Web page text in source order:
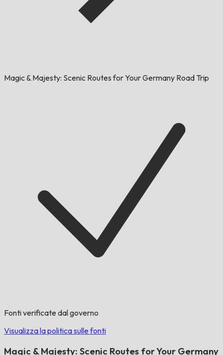
Magic & Majesty: Scenic Routes for Your Germany Road Trip
Fonti verificate dal governo
Visualizza la politica sulle fonti
Magic & Majesty: Scenic Routes for Your Germany